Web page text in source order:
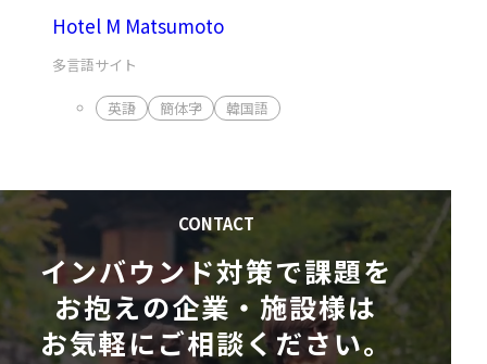
Hotel M Matsumoto
多言語サイト
英語 簡体字 韓国語
インバウンド対策で課題を
お抱えの企業・施設様は
お気軽にご相談ください。